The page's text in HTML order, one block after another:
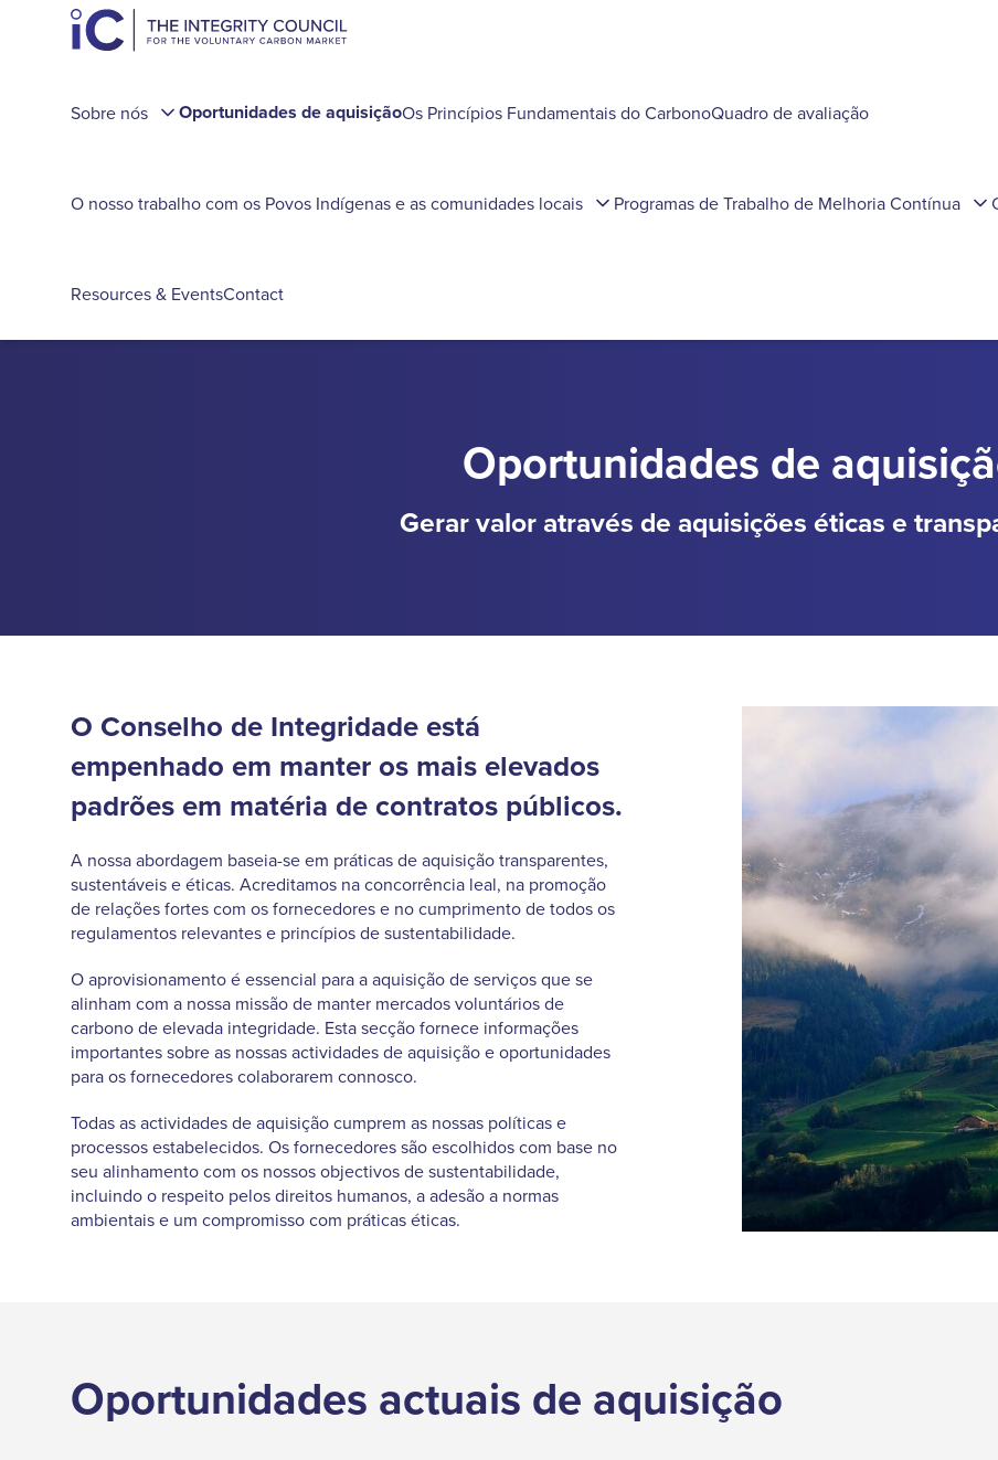
Sobre nós Oportunidades de aquisiçãoOs Princípios Fundamentais do CarbonoQuadro de avaliação
O nosso trabalho com os Povos Indígenas e as comunidades locais Programas de Trabalho de Melhoria Contínua
Resources & EventsContact
Oportunidades de
Gerar valor através de aquisições éticas e
O Conselho de Integridade está
empenhado em manter os mais elevados
padrões em matéria de contratos públicos.
A nossa abordagem baseia-se em práticas de aquisição transparentes,
sustentáveis e éticas. Acreditamos na concorrência leal, na promoção
de relações fortes com os fornecedores e no cumprimento de todos os
regulamentos relevantes e princípios de sustentabilidade.
O aprovisionamento é essencial para a aquisição de serviços que se
alinham com a nossa missão de manter mercados voluntários de
carbono de elevada integridade. Esta secção fornece informações
importantes sobre as nossas actividades de aquisição e oportunidades
para os fornecedores colaborarem connosco.
Todas as actividades de aquisição cumprem as nossas políticas e
processos estabelecidos. Os fornecedores são escolhidos com base no
seu alinhamento com os nossos objectivos de sustentabilidade,
incluindo o respeito pelos direitos humanos, a adesão a normas
ambientais e um compromisso com práticas éticas.
Oportunidades actuais de aquisição